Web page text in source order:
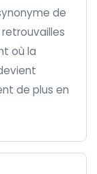
de
où la
de plus en